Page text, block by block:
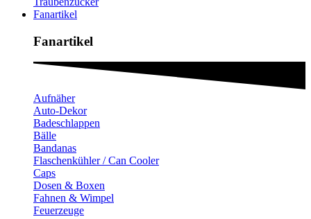
Fanartikel
Fanartikel​
Aufnäher
Auto-Dekor
Badeschlappen
Bälle
Bandanas
Flaschenkühler / Can Cooler
Caps
Dosen & Boxen
Fahnen & Wimpel
Feuerzeuge